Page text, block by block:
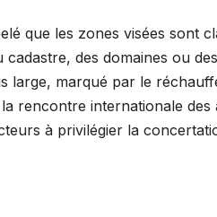
que les zones visées sont
des domaines ou
large, marqué par le
rencontre internationale
à privilégier la